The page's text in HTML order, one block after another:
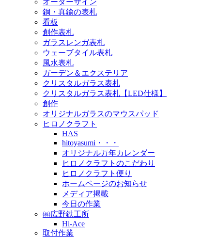
銅・真鍮の表札
看板
創作表札
ガラスレンガ表札
ウェーブタイル表札
風水表札
ガーデン＆エクステリア
クリスタルガラス表札
クリスタルガラス表札【LED仕様】
創作
オリジナルガラスのマウスパッド
ヒロノクラフト
HAS
hitoyasumi・・・
オリジナル万年カレンダー
ヒロノクラフトのこだわり
ヒロノクラフト便り
ホームページのお知らせ
メディア掲載
今日の作業
㈱広野鉄工所
Hi-Ace
取付作業